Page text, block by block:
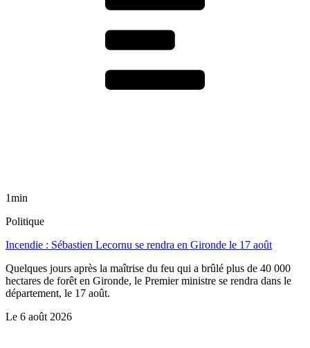
1min
Politique
Incendie : Sébastien Lecornu se rendra en Gironde le 17 août
Quelques jours après la maîtrise du feu qui a brûlé plus de 40 000
hectares de forêt en Gironde, le Premier ministre se rendra dans le
département, le 17 août.
Le 6 août 2026